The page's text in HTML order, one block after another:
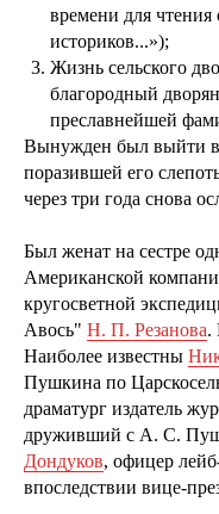
времени для
историков...»);
Жизнь сельского
благородный
преславнейшей
Вынужден был выйти в
поразившей его
через три года снова
Был женат на сестре
Американской
кругосветной
Авось" Н. П. Резанова.
Наиболее известны
Пушкина по
драматург издатель
друживший с А. С.
Дондуков, офицер
впоследствии вице-